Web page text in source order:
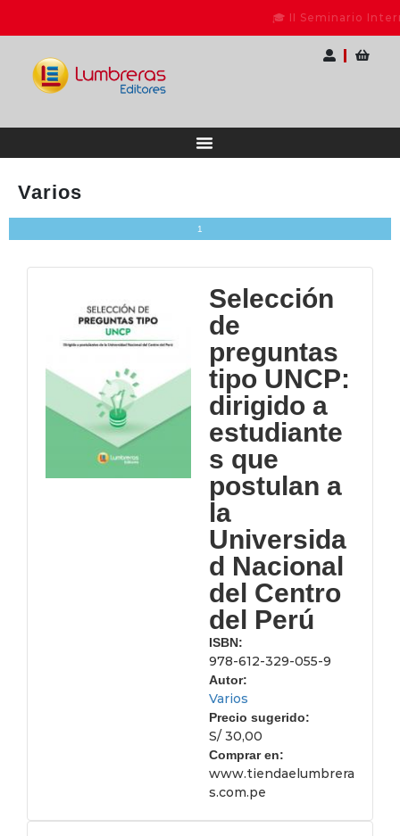
🎓 II Seminario Internacional para Docentes
Varios
1
Selección
de
preguntas
tipo UNCP:
dirigido a
estudiante
s que
postulan a
la
Universida
d Nacional
del Centro
del Perú
ISBN:
978-612-329-055-9
Autor:
Varios
Precio sugerido:
S/ 30,00
Comprar en:
www.tiendaelumbrera
s.com.pe